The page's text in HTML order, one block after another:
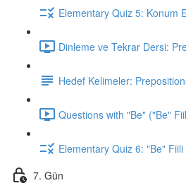
Elementary Quiz 5: Konum
Dinleme ve Tekrar Dersi:
Hedef Kelimeler:
Questions with "Be" ("Be"
Elementary Quiz 6: "Be"
7. Gün